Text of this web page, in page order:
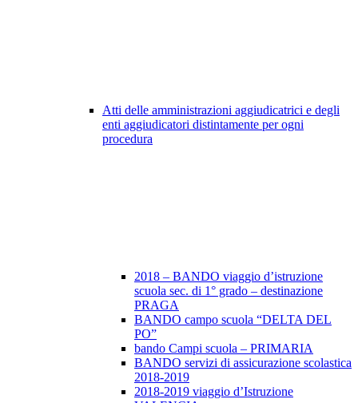
Atti delle amministrazioni aggiudicatrici e degli
enti aggiudicatori distintamente per ogni
procedura
2018 – BANDO viaggio d’istruzione
scuola sec. di 1° grado – destinazione
PRAGA
BANDO campo scuola “DELTA DEL
PO”
bando Campi scuola – PRIMARIA
BANDO servizi di assicurazione scolastica
2018-2019
2018-2019 viaggio d’Istruzione